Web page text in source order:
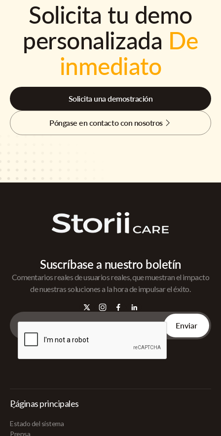
Solicita tu demo
personalizada De
inmediato
Solicita una demostración
Póngase en contacto con nosotros
Suscríbase a nuestro boletín
Comentarios reales de usuarios reales, que muestran el impacto
de nuestras soluciones a la hora de impulsar el éxito.
Páginas principales
Estado del sistema
Prensa